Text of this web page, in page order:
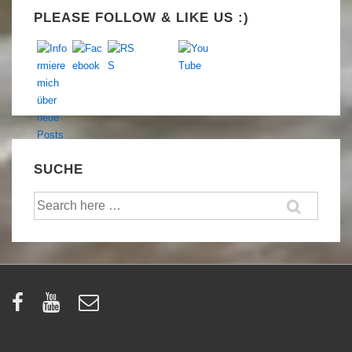
PLEASE FOLLOW & LIKE US :)
SUCHE
Suche
nach: